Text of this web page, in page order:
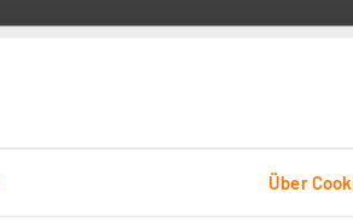
Über
einer geringen
flexible Klebestreifen kann